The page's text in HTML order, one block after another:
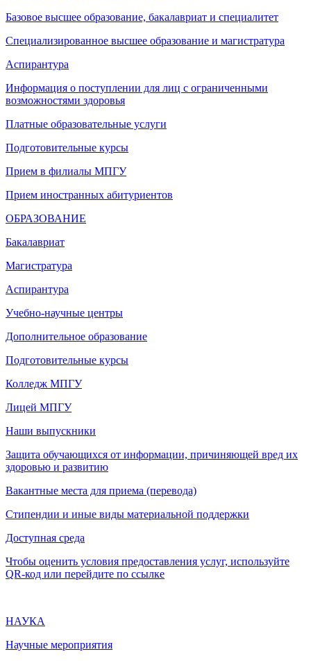
Базовое высшее образование, бакалавриат и специалитет
Специализированное высшее образование и магистратура
Аспирантура
Информация о поступлении для лиц с ограниченными
возможностями здоровья
Платные образовательные услуги
Подготовительные курсы
Прием в филиалы МПГУ
Прием иностранных абитуриентов
ОБРАЗОВАНИЕ
Бакалавриат
Магистратура
Аспирантура
Учебно-научные центры
Дополнительное образование
Подготовительные курсы
Колледж МПГУ
Лицей МПГУ
Наши выпускники
Защита обучающихся от информации, причиняющей вред их
здоровью и развитию
Вакантные места для приема (перевода)
Стипендии и иные виды материальной поддержки
Доступная среда
Чтобы оценить условия предоставления услуг, используйте
QR-код или перейдите по ссылке
НАУКА
Научные мероприятия